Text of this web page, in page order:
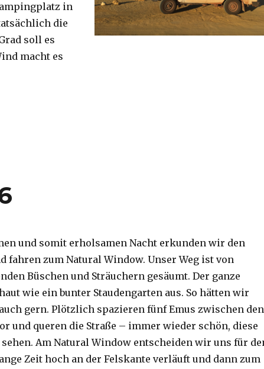
in
die
soll es
macht es
und somit erholsamen Nacht erkunden wir den
fahren zum Natural Window. Unser Weg ist von
Büschen und Sträuchern gesäumt. Der ganze
wie ein bunter Staudengarten aus. So hätten wir
gern. Plötzlich spazieren fünf Emus zwischen den
und queren die Straße – immer wieder schön, diese
Am Natural Window entscheiden wir uns für
Zeit hoch an der Felskante verläuft und dann zum